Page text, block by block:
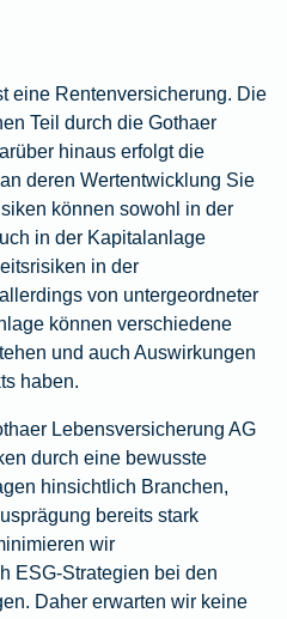
eine Rentenversicherung. Die
Teil durch die Gothaer
hinaus erfolgt die
deren Wertentwicklung Sie
können sowohl in der
in der Kapitalanlage
in der
von untergeordneter
können verschiedene
und auch Auswirkungen
haben.
Lebensversicherung AG
durch eine bewusste
hinsichtlich Branchen,
bereits stark
wir
ESG-Strategien bei den
Daher erwarten wir keine